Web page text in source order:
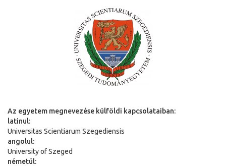
Az egyetem megnevezése külföldi kapcsolataiban:
latinul:
Universitas Scientiarum Szegediensis
angolul:
University of Szeged
németül: